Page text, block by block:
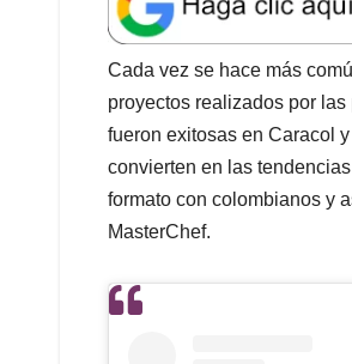
t
s
A
p
p
e
b
o
o
k
k
e
d
I
n
l
e
a
d
s
Cada vez se hace más
proyectos realizados por
fueron exitosas en Caracol
convierten en las
formato con colombianos y
MasterChef.